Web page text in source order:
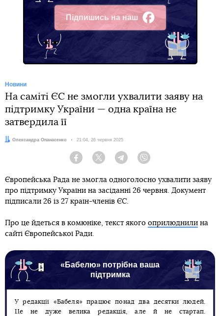
Підпишись на наш
Facebook
Новини
На саміті ЄС не змогли ухвалити заяву на
підтримку України — одна країна не
затвердила її
Автор:
Олександра Опанасенко Дата:
21:04, 26 червня 2025
Facebook Twitter Telegram
Європейська Рада не змогла одноголосно ухвалити заяву
про підтримку України на засіданні 26 червня. Документ
підписали 26 із 27 країн-членів ЄС.
Про це йдеться в комюніке, текст якого оприлюднили на
сайті Європейської Ради.
«Бабелю» потрібна ваша
підтримка
У редакції «Бабеля» працює понад два десятки людей.
Це не дуже велика редакція, але й не стартап.